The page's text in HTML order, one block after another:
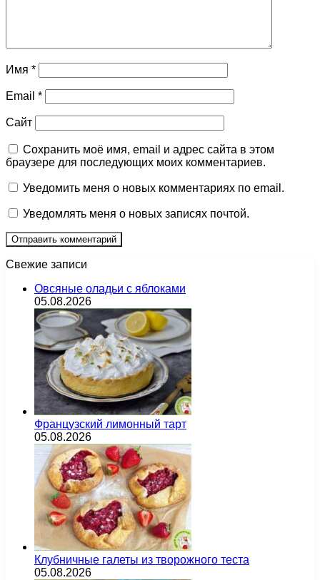
Имя *
Email *
Сайт
Сохранить моё имя, email и адрес сайта в этом
браузере для последующих моих комментариев.
Уведомить меня о новых комментариях по email.
Уведомлять меня о новых записях почтой.
Свежие записи
Овсяные оладьи с яблоками
05.08.2026
Французский лимонный тарт
05.08.2026
Клубничные галеты из творожного теста
05.08.2026